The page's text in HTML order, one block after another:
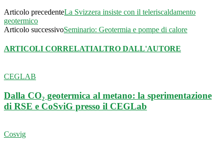
Articolo precedenteLa Svizzera insiste con il teleriscaldamento
geotermico
Articolo successivoSeminario: Geotermia e pompe di calore
ARTICOLI CORRELATIALTRO DALL'AUTORE
CEGLAB
Dalla CO₂ geotermica al metano: la sperimentazione
di RSE e CoSviG presso il CEGLab
Cosvig